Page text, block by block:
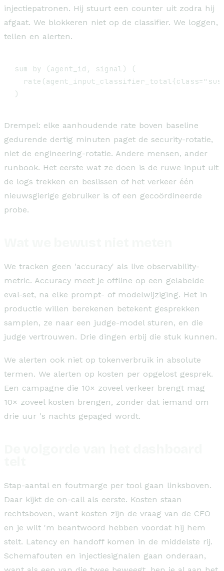
injectiepatronen. Hij stuurt een counter uit zodra hij
afgaat. We blokkeren niet op de classifier. We loggen,
tellen en alerten.
sum by (agent_id, signal) (
)
Drempel: elke aanhoudende rate boven baseline
gedurende dertig minuten paget de security-rotatie,
niet de engineering-rotatie. Andere mensen, ander
runbook. Het eerste wat ze doen is de ruwe input uit
de logs trekken en beslissen of het verkeer één
nieuwsgierige gebruiker is of een gecoördineerde
probe.
We tracken geen 'accuracy' als live observability-
metric. Accuracy meet je offline op een gelabelde
eval-set, na elke prompt- of modelwijziging. Het in
productie willen berekenen betekent gesprekken
samplen, ze naar een judge-model sturen, en die
judge vertrouwen. Drie dingen erbij die stuk kunnen.
We alerten ook niet op tokenverbruik in absolute
termen. We alerten op kosten per opgelost gesprek.
Een campagne die 10× zoveel verkeer brengt mag
10× zoveel kosten brengen, zonder dat iemand om
drie uur 's nachts gepaged wordt.
Stap-aantal en foutmarge per tool gaan linksboven.
Daar kijkt de on-call als eerste. Kosten staan
rechtsboven, want kosten zijn de vraag van de CFO
en je wilt 'm beantwoord hebben voordat hij hem
stelt. Latency en handoff komen in de middelste rij.
Schemafouten en injectiesignalen gaan onderaan,